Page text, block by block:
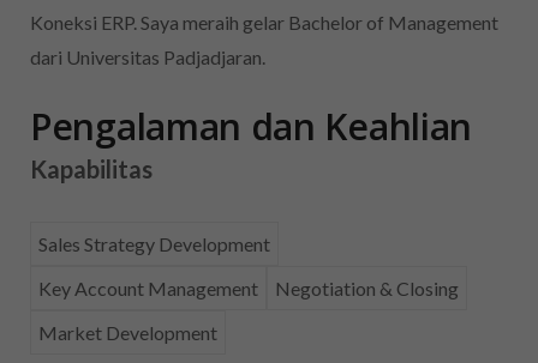
Koneksi ERP. Saya meraih gelar Bachelor of Management
dari Universitas Padjadjaran.
Pengalaman dan Keahlian
Kapabilitas
Sales Strategy Development
Key Account Management
Negotiation & Closing
Market Development